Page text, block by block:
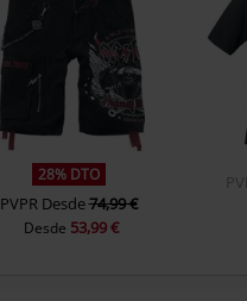
28% DTO
PVPR Desde74,99 €
Desde 53,99 €